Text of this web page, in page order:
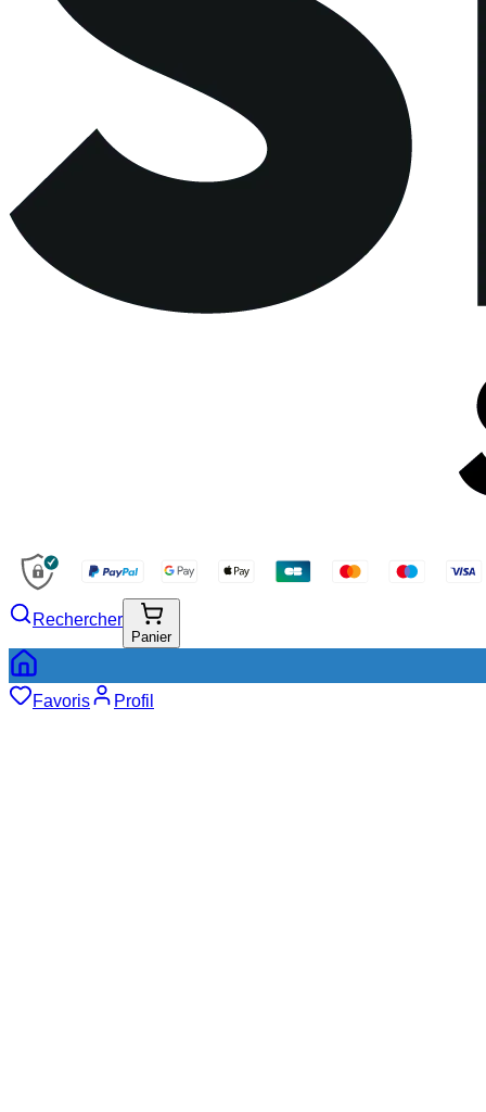
Rechercher
Panier
Favoris Profil